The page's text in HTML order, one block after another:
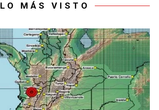
LO MÁS VISTO